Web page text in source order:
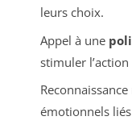
leurs choix.
Appel à une
stimuler
émotionnels